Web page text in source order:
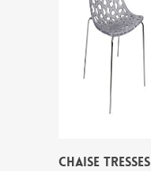
CHAISE TRESSES